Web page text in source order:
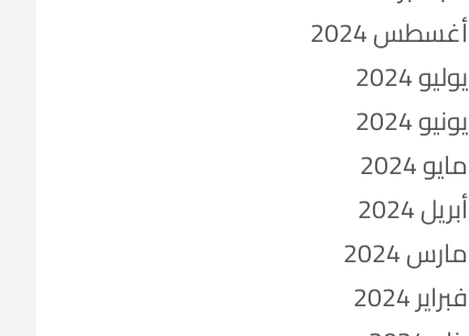
أغسطس 2024
يوليو 2024
يونيو 2024
مايو 2024
أبريل 2024
مارس 2024
فبراير 2024